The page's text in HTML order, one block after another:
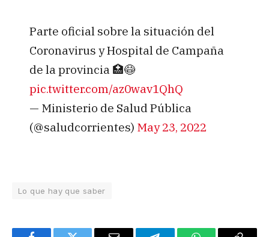
Parte oficial sobre la situación del
Coronavirus y Hospital de Campaña
de la provincia 🏥😷
pic.twitter.com/az0wav1QhQ
— Ministerio de Salud Pública
(@saludcorrientes) May 23, 2022
Lo que hay que saber